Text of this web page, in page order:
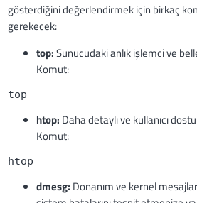
gösterdiğini değerlendirmek için birkaç
gerekecek:
top:Sunucudaki anlık işlemci ve
Komut:
top
htop: Daha detaylı ve kullanıcı
Komut:
htop
dmesg: Donanım ve kernel